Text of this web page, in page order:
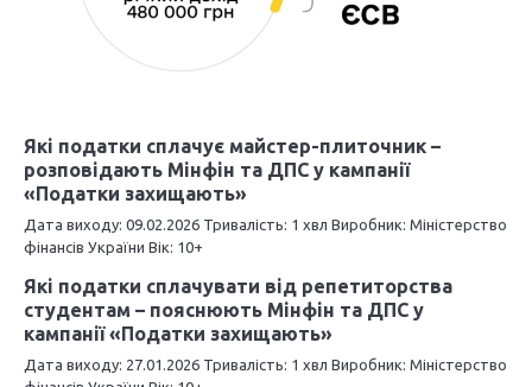
и
с
і
в
Які податки сплачує майстер-плиточник –
розповідають Мінфін та ДПС у кампанії
«Податки захищають»
Дата виходу: 09.02.2026 Тривалість: 1 хвл Виробник: Міністерство
фінансів України Вік: 10+
Які податки сплачувати від репетиторства
студентам – пояснюють Мінфін та ДПС у
кампанії «Податки захищають»
Дата виходу: 27.01.2026 Тривалість: 1 хвл Виробник: Міністерство